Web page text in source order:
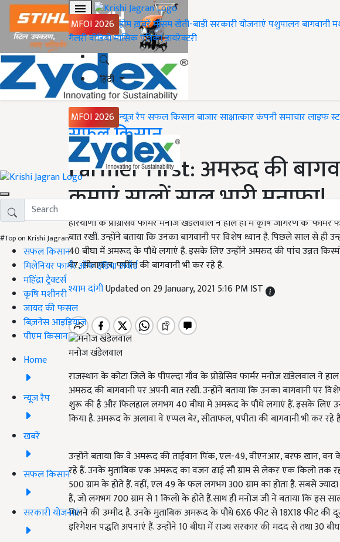
MFOI 2026 होमख़बरेंमौसमखेती-बाड़ीसरकारी योजनाएंपशुपालनबागवानी
गैलरीवीडियोमासिक पत्रिकाडायरेक्टरी
हिंदी
MFOI 2026 न्यूज़ रैपसफल किसानबाजारसाक्षात्कारकंपनी समाचारलाइफ
#Top on Krishi Jagran
सफल किसान
मिलेनियर फार्मर ऑफ इंडिया अवॉर्ड
महिंद्रा ट्रैक्टर्स
कृषि मशीनरी
जायद की फसल
बिज़नेस आइडियाज
पीएम किसान
Home
न्यूज़ रैप
खबरें
सफल किसान
सरकारी योजनाएं
Home
सफल किसान
Farmer First: अमरुद की
कमाएं सालों साल भारी मुनाफा!
हरियाणा के प्रोग्रेसिव फार्मर मनोज खंडेलवाल ने हाल ही में कृषि जागरण के ‘फार्मर
बात रखीं. उन्होंने बताया कि उनका बागवानी पर विशेष ध्यान है. पिछले साल से
40 बीघा में अमरूद के पौधे लगाएं हैं. इसके लिए उन्होंने अमरुद की पांच उन्नत
बेर, सीताफल, पपीता की बागवानी भी कर रहे हैं.
श्याम दांगीUpdated on 29 January, 2021 5:16 PM IST
मनोज खंडेलवाल
राजस्थान के कोटा जिले के पीपल्दा गाँव के प्रोग्रेसिव फार्मर मनोज खंडेलवाल ने
अमरुद की बागवानी पर अपनी बात रखीं. उन्होंने बताया कि उनका बागवानी पर
शुरू की है और फिलहाल लगभग 40 बीघा में अमरूद के पौधे लगाएं हैं. इसके लिए
किया है. अमरूद के अलावा वे एप्पल बेर, सीताफल, पपीता की बागवानी भी कर रहे
उन्होंने बताया कि वे अमरूद की ताईवान पिंक, एल-49, वीएनआर, बरफ खान, वन
रहे हैं. उनके मुताबिक एक अमरूद का वजन ढाई सौ ग्राम से लेकर एक किलो तक
500 ग्राम के होते हैं. वहीं, एल 49 के फल लगभग 300 ग्राम का होता है. सबसे
हैं, जो लगभग 700 ग्राम से 1 किलो के होते हैं.साथ ही मनोज जी ने बताया कि इस
मिलने की उम्मीद है. उनके मुताबिक अमरूद के पौधे 6X6 फीट से 18X18 फीट की
इरिगेशन पद्धति अपनाएं हैं. उन्होंने 10 बीघा में राज्य सरकार की मदद से तथा 30